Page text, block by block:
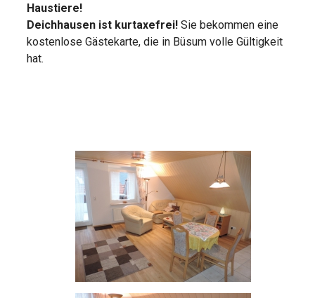
Haustiere!
Deichhausen ist kurtaxefrei! Sie bekommen eine
kostenlose Gästekarte, die in Büsum volle Gültigkeit
hat.